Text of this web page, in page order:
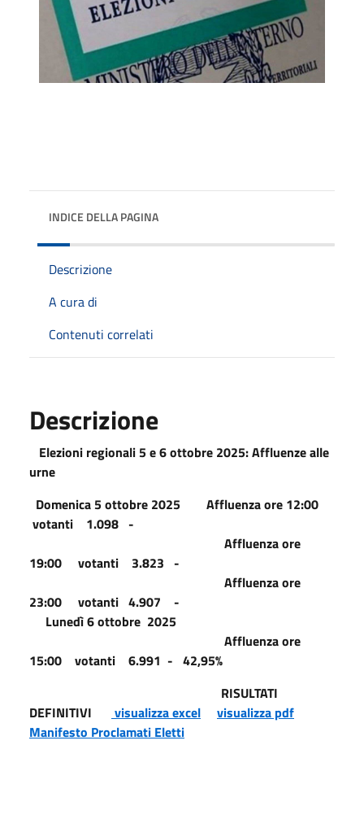
INDICE DELLA PAGINA
Descrizione
A cura di
Contenuti correlati
Descrizione
Elezioni regionali 5 e 6 ottobre 2025: Affluenze alle
urne
Domenica 5 ottobre 2025 Affluenza ore 12:00
votanti 1.098 -
Affluenza ore
19:00 votanti 3.823 -
Affluenza ore
23:00 votanti 4.907 -
Lunedì 6 ottobre 2025
Affluenza ore
15:00 votanti 6.991 - 42,95%
RISULTATI
DEFINITIVI
visualizza excel
visualizza pdf
Manifesto Proclamati Eletti